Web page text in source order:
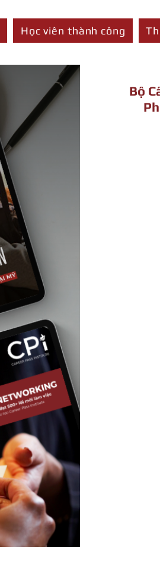
Học viên thành công
Bộ